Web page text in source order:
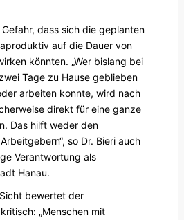
dass sich die geplanten
auf die Dauer von
könnten. „Wer bislang bei
Tage zu Hause geblieben
arbeiten konnte, wird nach
direkt für eine ganze
Das hilft weder den
so Dr. Bieri auch
Verantwortung als
Hanau.
bewertet der
„Menschen mit